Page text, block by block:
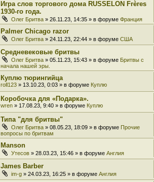
Игра слов торгового дома RUSSELON Frères
1930-го года.
Олег Бритва » 26.11.23, 14:35 » в форуме Франция
Palmer Chicago razor
Олег Бритва » 24.11.23, 22:44 » в форуме США
Средневековые бритвы
Олег Бритва » 05.11.23, 15:43 » в форуме Бритвы с
начала нашей эры.
Куплю тюрингийца
roll123 » 13.10.23, 0:03 » в форуме Куплю
Коробочка для «Подарка».
wren » 17.08.23, 9:40 » в форуме Куплю
Типа "для бритвы"
Олег Бритва » 08.05.23, 18:09 » в форуме Прочие
вопросы по бритвам
Manson
Утесов » 28.03.23, 15:46 » в форуме Англия
James Barber
im-g » 24.03.23, 16:25 » в форуме Англия